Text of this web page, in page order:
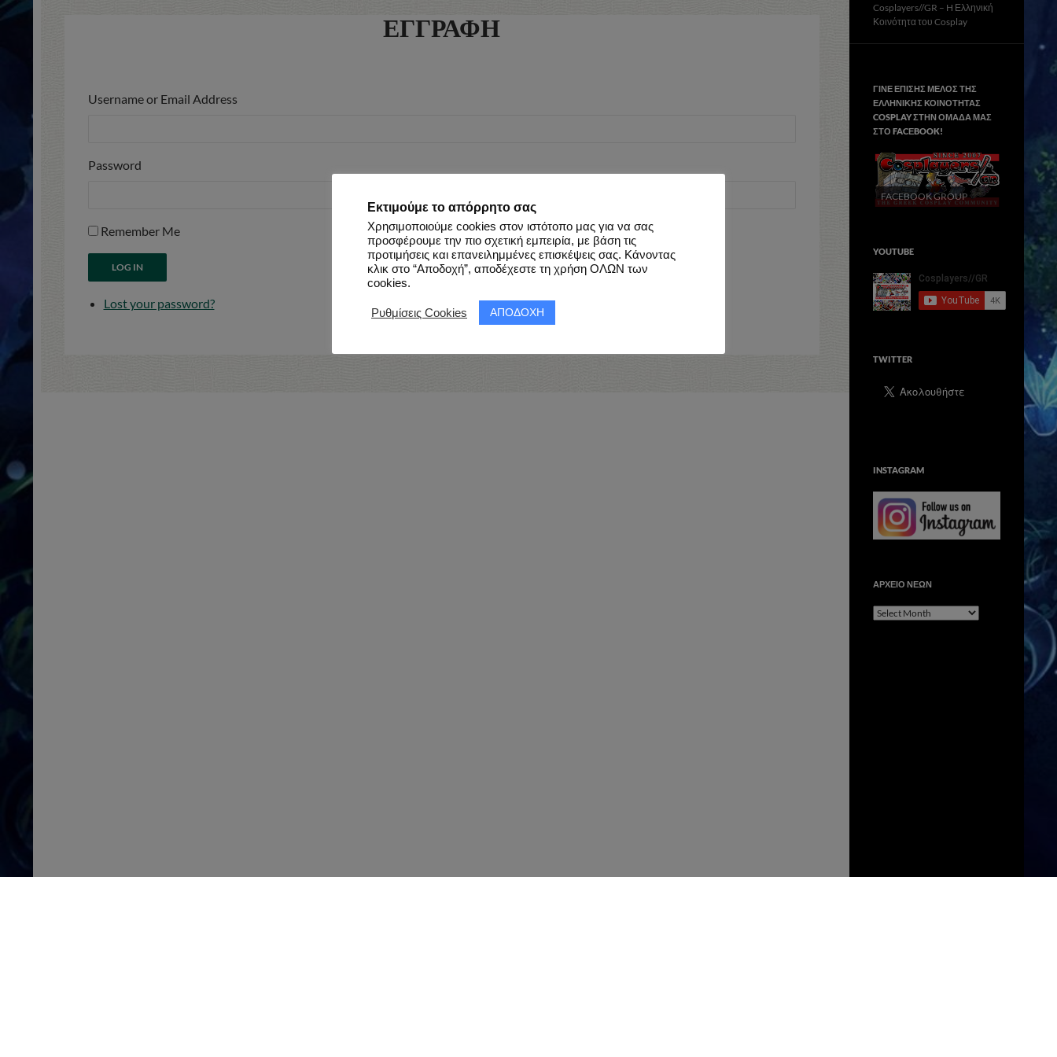
ΕΓΓΡΑΦΗ
Username or Email Address
Password
Remember Me
LOG IN
Lost your password?
Cosplayers//GR – H Ελληνική
Κοινότητα του Cosplay
ΓΙΝΕ ΕΠΙΣΗΣ ΜΕΛΟΣ ΤΗΣ
ΕΛΛΗΝΙΚΗΣ ΚΟΙΝΟΤΗΤΑΣ
COSPLAY ΣΤΗΝ ΟΜΑΔΑ ΜΑΣ
ΣΤΟ FACΕBOOK!
FACEBOOK GROUP
YOUTUBE
TWITTER
INSTAGRAM
ΑΡΧΕΙΟ ΝΕΩΝ
ΑΡΧΕΙΟ
Εκτιμούμε το απόρρητο σας
Χρησιμοποιούμε cookies στον ιστότοπο μας για να σας
προσφέρουμε την πιο σχετική εμπειρία, με βάση τις
προτιμήσεις και επανειλημμένες επισκέψεις σας. Κάνοντας
κλικ στο “Αποδοχή”, αποδέχεστε τη χρήση ΟΛΩΝ των
cookies.
Ρυθμίσεις Cookies ΑΠΟΔΟΧΗ